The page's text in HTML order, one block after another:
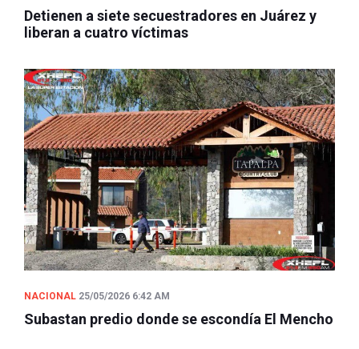
Detienen a siete secuestradores en Juárez y
liberan a cuatro víctimas
NACIONAL 25/05/2026 6:42 AM
Subastan predio donde se escondía El Mencho